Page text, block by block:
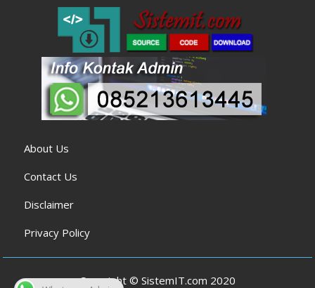
About Us
Contact Us
Disclaimer
Privacy Policy
Copyright © SistemIT.com 2020